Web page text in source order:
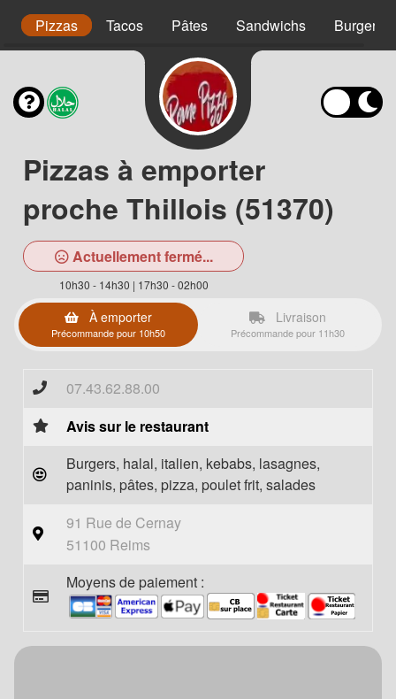
Pizzas Tacos Pâtes Sandwichs Burgers
Pizzas à emporter
proche Thillois (51370)
Actuellement fermé...
10h30 - 14h30 | 17h30 - 02h00
À emporter
Précommande pour 10h50
Livraison
Précommande pour 11h30
07.43.62.88.00
Avis sur le restaurant
Burgers, halal, italien, kebabs, lasagnes,
paninis, pâtes, pizza, poulet frit, salades
91 Rue de Cernay
51100 Reims
Moyens de paiement :